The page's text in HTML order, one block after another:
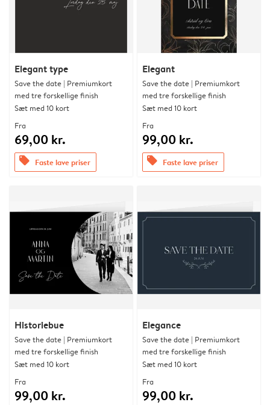
Elegant type
Save the date | Premiumkort
med tre forskellige finish
Sæt med 10 kort
Fra
69,00 kr.
offers Faste lave priser
Elegant
Save the date | Premiumkort
med tre forskellige finish
Sæt med 10 kort
Fra
99,00 kr.
offers Faste lave priser
Historiebue
Save the date | Premiumkort
med tre forskellige finish
Sæt med 10 kort
Fra
99,00 kr.
Elegance
Save the date | Premiumkort
med tre forskellige finish
Sæt med 10 kort
Fra
99,00 kr.